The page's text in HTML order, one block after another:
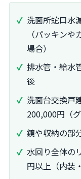
洗面所蛇口水
（パッキン
場合）
排水管・給水
後
洗面台交換戸
200,000円（
鏡や収納の部
水回り全体の
円以上（内装